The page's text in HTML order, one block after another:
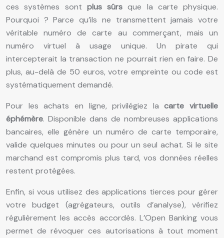
ces systèmes sont plus sûrs que la carte physique.
Pourquoi ? Parce qu’ils ne transmettent jamais votre
véritable numéro de carte au commerçant, mais un
numéro virtuel à usage unique. Un pirate qui
intercepterait la transaction ne pourrait rien en faire. De
plus, au-delà de 50 euros, votre empreinte ou code est
systématiquement demandé.
Pour les achats en ligne, privilégiez lacarte virtuelle
éphémère. Disponible dans de nombreuses applications
bancaires, elle génère un numéro de carte temporaire,
valide quelques minutes ou pour un seul achat. Si le site
marchand est compromis plus tard, vos données réelles
restent protégées.
Enfin, si vous utilisez des applications tierces pour gérer
votre budget (agrégateurs, outils d’analyse), vérifiez
régulièrement les accès accordés. L’Open Banking vous
permet de révoquer ces autorisations à tout moment